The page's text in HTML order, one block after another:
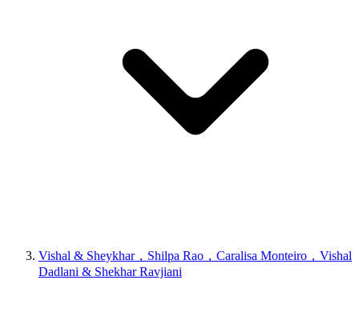
Vishal & Sheykhar，Shilpa Rao，Caralisa Monteiro，Vishal
Dadlani & Shekhar Ravjiani